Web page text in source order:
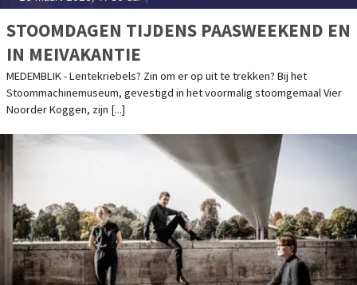
STOOMDAGEN TIJDENS PAASWEEKEND EN
IN MEIVAKANTIE
MEDEMBLIK - Lentekriebels? Zin om er op uit te trekken? Bij het
Stoommachinemuseum, gevestigd in het voormalig stoomgemaal Vier
Noorder Koggen, zijn [...]